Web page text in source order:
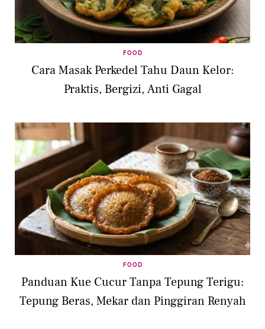
FOOD
Cara Masak Perkedel Tahu Daun Kelor:
Praktis, Bergizi, Anti Gagal
FOOD
Panduan Kue Cucur Tanpa Tepung Terigu:
Tepung Beras, Mekar dan Pinggiran Renyah